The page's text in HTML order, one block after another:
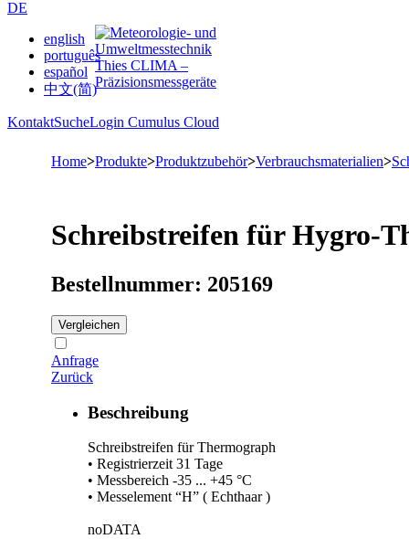
DE
english
português
español
中文(简)
KontaktSucheLogin Cumulus Cloud
Home>Produkte>Produktzubehör>Verbrauchsmaterialien>
Schreibstreifen für Hygro-
Bestellnummer: 205169
Vergleichen
Anfrage
Zurück
Beschreibung
Schreibstreifen für Thermograph
• Registrierzeit 31 Tage
• Messbereich -35 ... +45 °C
• Messelement “H” ( Echthaar )
noDATA